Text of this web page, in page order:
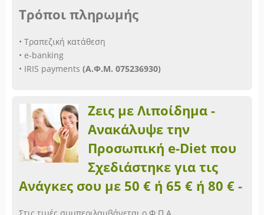
Τρόποι πληρωμής
• Τραπεζική κατάθεση
• e-banking
• IRIS payments (Α.Φ.Μ. 075236930)
Ζεις με Λιποίδημα -
Ανακάλυψε την
Προσωπική e-Diet που
Σχεδιάστηκε για τις
Ανάγκες σου με 50 € ή 65 € ή 80 € -